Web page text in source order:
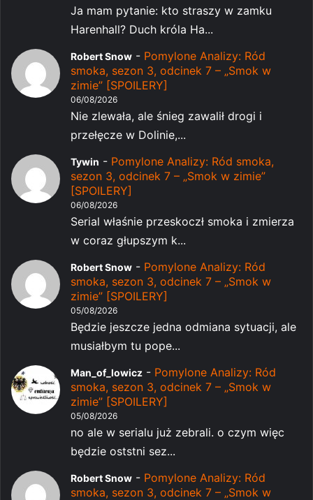
Ja mam pytanie: kto straszy w zamku
Harenhall? Duch króla Ha...
Robert Snow - Pomylone Analizy: Ród
smoka, sezon 3, odcinek 7 – „Smok w
zimie” [SPOILERY]
06/08/2026
Nie zlewała, ale śnieg zawalił drogi i
przełęcze w Dolinie,...
Tywin - Pomylone Analizy: Ród smoka,
sezon 3, odcinek 7 – „Smok w zimie”
[SPOILERY]
06/08/2026
Serial właśnie przeskoczł smoka i zmierza
w coraz głupszym k...
Robert Snow - Pomylone Analizy: Ród
smoka, sezon 3, odcinek 7 – „Smok w
zimie” [SPOILERY]
05/08/2026
Będzie jeszcze jedna odmiana sytuacji, ale
musiałbym tu pope...
Man_of_lowicz - Pomylone Analizy: Ród
smoka, sezon 3, odcinek 7 – „Smok w
zimie” [SPOILERY]
05/08/2026
no ale w serialu już zebrali. o czym więc
będzie oststni sez...
Robert Snow - Pomylone Analizy: Ród
smoka, sezon 3, odcinek 7 – „Smok w